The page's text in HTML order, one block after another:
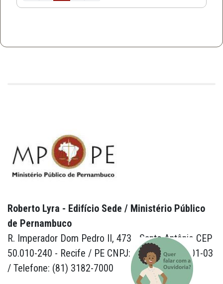
Roberto Lyra - Edifício Sede / Ministério Público
de Pernambuco
R. Imperador Dom Pedro II, 473 - Santo Antônio CEP
50.010-240 - Recife / PE CNPJ: 24.417.065/0001-03
/ Telefone: (81) 3182-7000